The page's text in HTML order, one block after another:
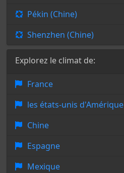
Pékin (Chine)
Shenzhen (Chine)
Explorez le climat de:
France
les états-unis d'Amérique
Chine
Espagne
Mexique